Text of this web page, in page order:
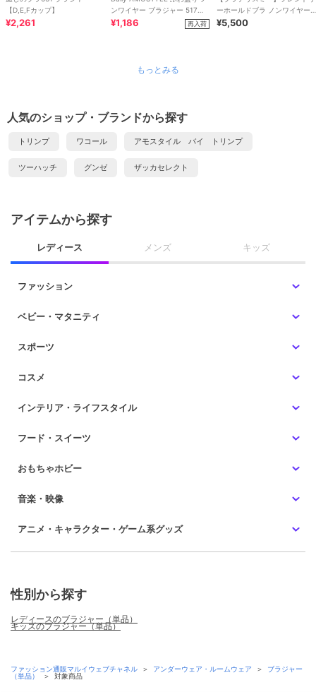
【D,E,Fカップ】
¥2,261
ンワイヤー ブラジャー 517
【B,C,Dカップ】
¥1,186 再入荷
ーホールドブラ ノンワイヤー
補正ブラ 下着 レディース
¥5,500
もっとみる
人気のショップ・ブランドから探す
トリンプ ワコール アモスタイル バイ トリンプ
ツーハッチ グンゼ ザッカセレクト
アイテムから探す
レディース メンズ キッズ
ファッション
ベビー・マタニティ
スポーツ
コスメ
インテリア・ライフスタイル
フード・スイーツ
おもちゃホビー
音楽・映像
アニメ・キャラクター・ゲーム系グッズ
性別から探す
レディースのブラジャー（単品）
キッズのブラジャー（単品）
ファッション通販マルイウェブチャネル ＞ アンダーウェア・ルームウェア ＞
ブラジャー
（単品）
＞ 対象商品